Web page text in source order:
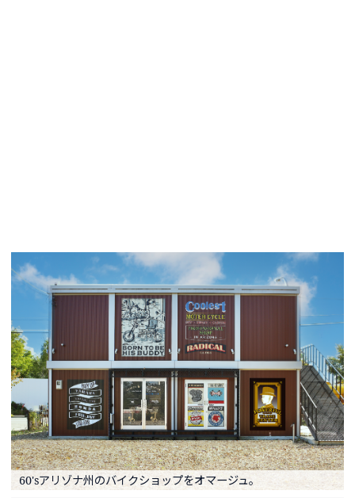
60'sアリゾナ州のバイクショップをオマージュ。